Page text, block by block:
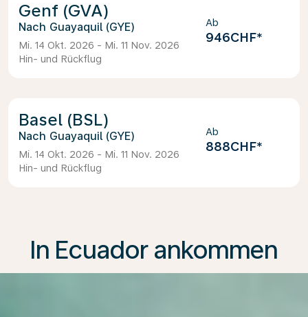
Genf (GVA)
Guayaquil (GYE)
Mi. 14 Okt. 2026 - Mi. 11 Nov. 2026
Hin- und Rückflug
Ab
946CHF*
Basel (BSL)
Guayaquil (GYE)
Mi. 14 Okt. 2026 - Mi. 11 Nov. 2026
Hin- und Rückflug
Ab
888CHF*
In Ecuador ankommen